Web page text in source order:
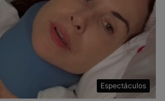
Espectáculos